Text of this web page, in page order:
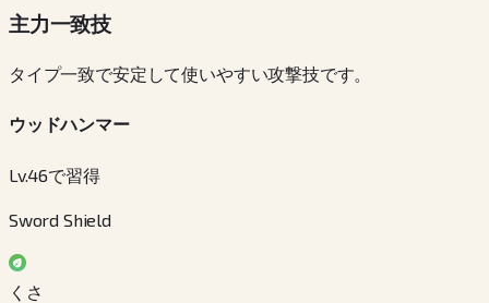
主力一致技
タイプ一致で安定して使いやすい攻撃技です。
ウッドハンマー
Lv.46で習得
Sword Shield
くさ